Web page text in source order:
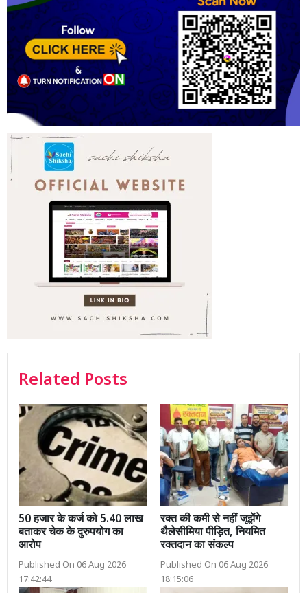
Related Posts
50 हजार के कर्ज को 5.40 लाख
बताकर चेक के दुरुपयोग का
आरोप
Published On 06 Aug 2026
17:42:44
रक्त की कमी से नहीं जूझेंगे
थैलेसीमिया पीड़ित, नियमित
रक्तदान का संकल्प
Published On 06 Aug 2026
18:15:06